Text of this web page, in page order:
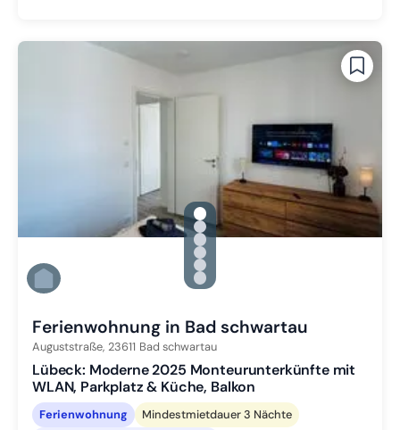
gallery.slide_selector
Zu Slide 1 wechseln
Zu Slide 2 wechseln
Zu Slide 3 wechseln
Zu Slide 4 wechseln
Zu Slide 5 wechseln
Zu Slide 6 wechseln
Ferienwohnung in Bad schwartau
Auguststraße, 23611 Bad schwartau
Lübeck: Moderne 2025 Monteurunterkünfte mit
WLAN, Parkplatz & Küche, Balkon
Ferienwohnung
Mindestmietdauer 3 Nächte